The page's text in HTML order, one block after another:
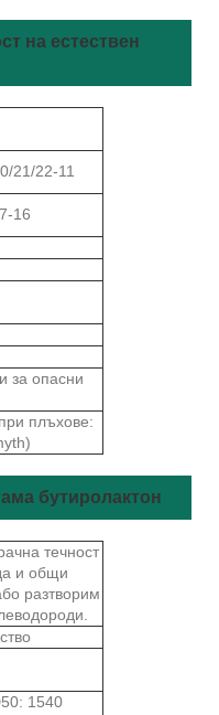
на естествен
21/22-11
16
за опасни
плъхове:
бутиролактон
течност
и общи
разтворим
1540